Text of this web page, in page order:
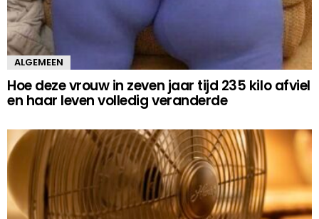
ALGEMEEN
Hoe deze vrouw in zeven jaar tijd 235 kilo afviel
en haar leven volledig veranderde